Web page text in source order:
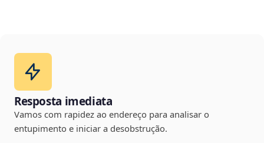
Resposta imediata
Vamos com rapidez ao endereço para analisar o
entupimento e iniciar a desobstrução.